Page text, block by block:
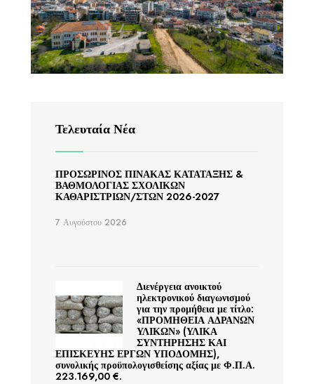
Τελευταία Νέα
ΠΡΟΣΩΡΙΝΟΣ ΠΙΝΑΚΑΣ ΚΑΤΑΤΑΞΗΣ &
ΒΑΘΜΟΛΟΓΙΑΣ ΣΧΟΛΙΚΩΝ
ΚΑΘΑΡΙΣΤΡΙΩΝ/ΣΤΩΝ 2026-2027
7 Αυγούστου 2026
Διενέργεια ανοικτού
ηλεκτρονικού διαγωνισμού
για την προμήθεια με τίτλο:
«ΠΡΟΜΗΘΕΙΑ ΑΔΡΑΝΩΝ
ΥΛΙΚΩΝ» (ΥΛΙΚΑ
ΣΥΝΤΗΡΗΣΗΣ ΚΑΙ
ΕΠΙΣΚΕΥΗΣ ΕΡΓΩΝ ΥΠΟΔΟΜΗΣ),
συνολικής προϋπολογισθείσης αξίας με Φ.Π.Α.
223.169,00 €.